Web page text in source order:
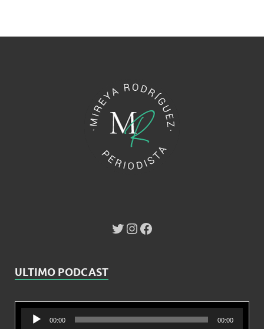
ULTIMO PODCAST
Reproductor
00:00 00:00